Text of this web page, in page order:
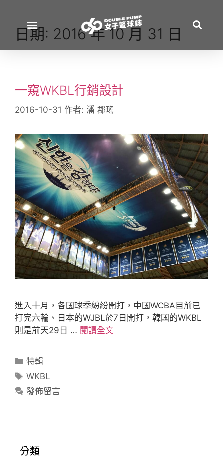
日期: 2016 年 10 月 31 日
一窺WKBL行銷設計
2016-10-31 作者: 潘 郡瑤
進入十月，各國球季紛紛開打，中國WCBA目前已
打完六輪、日本的WJBL於7日開打，韓國的WKBL
則是前天29日 … 閱讀全文
特輯
WKBL
發佈留言
分類